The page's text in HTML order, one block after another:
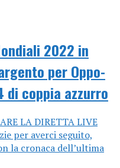
2022 in
per Oppo-
di coppia azzurro
LA DIRETTA LIVE
per averci seguito,
la cronaca dell’ultima